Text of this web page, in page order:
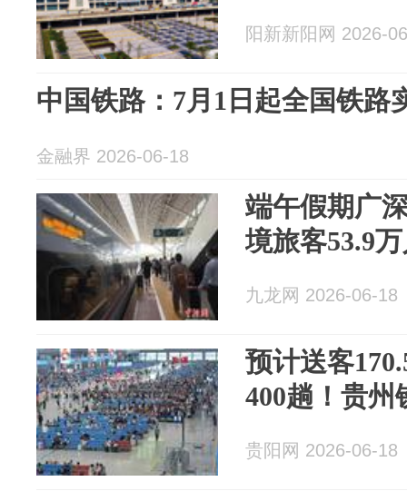
阳新新阳网 2026-
中国铁路：7月1日起全国铁路
金融界 2026-06-18
端午假期广
境旅客53.9
九龙网 2026-06-18
预计送客
400趟！贵州
贵阳网 2026-06-18